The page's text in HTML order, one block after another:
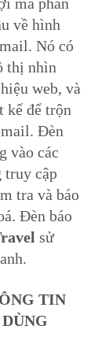
về hình
Nó có
thị nhìn
web, và
kế để trộn
Đèn
vào các
truy cập
tra và báo
Đèn báo
sử
TIN